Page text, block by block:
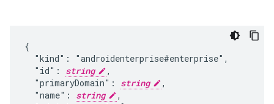
{
  "kind": "androidenterprise#enterprise",
  "id":
string
,
  "primaryDomain":
string
,
  "name":
string
,